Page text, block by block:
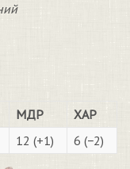
МДР
ХАР
12 (+1) 6 (−2)